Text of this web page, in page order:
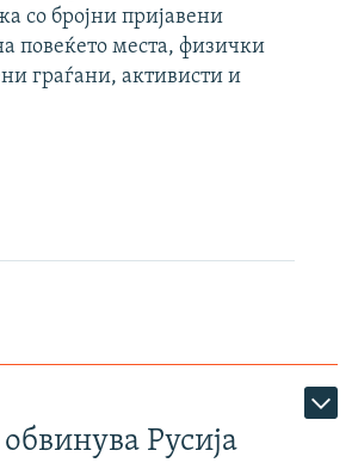
со бројни пријавени
повеќето места, физички
граѓани, активисти и
Русија